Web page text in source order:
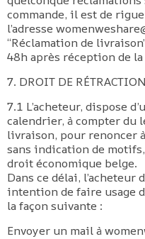
commande, il est de
l’adresse
“Réclamation de
48h après réception de la
7. DROIT DE
7.1 L’acheteur, dispose
calendrier, à compter du
livraison, pour renoncer
sans indication de
droit économique belge.
Dans ce délai,
intention de faire usage
la façon suivante :
Envoyer un mail à